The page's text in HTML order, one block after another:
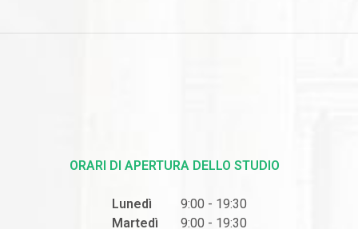
ORARI DI APERTURA DELLO STUDIO
Lunedì 9:00 - 19:30
Martedì 9:00 - 19:30